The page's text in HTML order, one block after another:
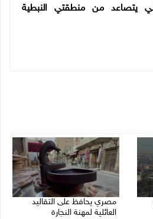
يتصاعد من منطقتي النبطية
مصري يحافظ على التقاليد
العائلية لمهنة النجارة